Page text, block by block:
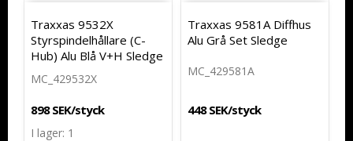
Lägg till i favoritlistan
Traxxas 9532X
Styrspindelhållare (C-
Hub) Alu Blå V+H Sledge
MC_429532X
898 SEK/styck
I lager: 1
Traxxas 9581A Diffhus
Alu Grå Set Sledge
MC_429581A
448 SEK/styck